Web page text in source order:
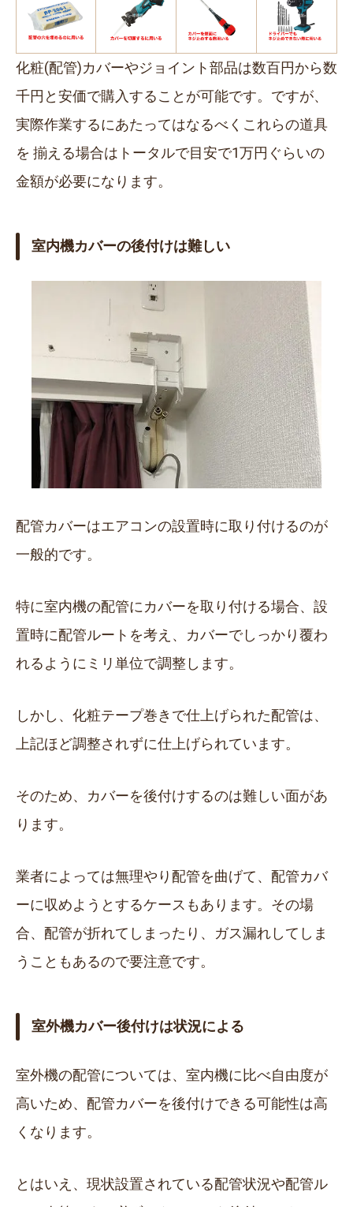
化粧(配管)カバーやジョイント部品は数百円から数
千円と安価で購入することが可能です。ですが、
実際作業するにあたってはなるべくこれらの道具
を 揃える場合はトータルで目安で1万円ぐらいの
金額が必要になります。
室内機カバーの後付けは難しい
配管カバーはエアコンの設置時に取り付けるのが
一般的です。
特に室内機の配管にカバーを取り付ける場合、設
置時に配管ルートを考え、カバーでしっかり覆わ
れるようにミリ単位で調整します。
しかし、化粧テープ巻きで仕上げられた配管は、
上記ほど調整されずに仕上げられています。
そのため、カバーを後付けするのは難しい面があ
ります。
業者によっては無理やり配管を曲げて、配管カバ
ーに収めようとするケースもあります。その場
合、配管が折れてしまったり、ガス漏れしてしま
うこともあるので要注意です。
室外機カバー後付けは状況による
室外機の配管については、室内機に比べ自由度が
高いため、配管カバーを後付けできる可能性は高
くなります。
とはいえ、現状設置されている配管状況や配管ル